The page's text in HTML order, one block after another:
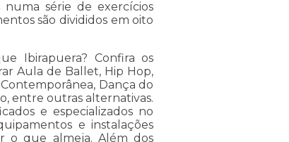
numa série de exercícios
são divididos em oito
Ibirapuera? Confira os
Aula de Ballet, Hip Hop,
Dança do
entre outras alternativas.
e especializados no
e instalações
o que almeja. Além dos